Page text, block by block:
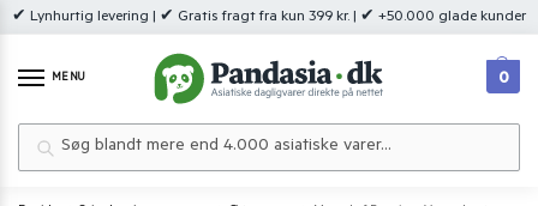
✔ Lynhurtig levering | ✔ Gratis fragt fra kun 399 kr. | ✔ +50.000 glade kunder
MENU 0